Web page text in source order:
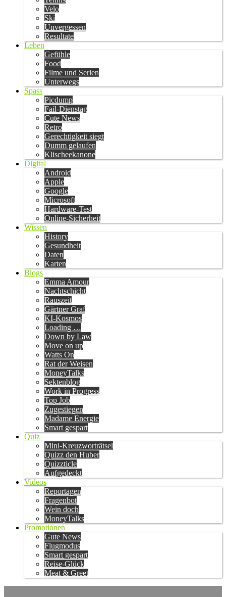
Velo
Ski
Unvergessen
Resultate
Leben
Gefühle
Food
Filme und Serien
Unterwegs
Spass
Picdump
Fail-Dienstag
Cute News
Retro
Gerechtigkeit siegt
Dumm gelaufen
Klischeekanone
Digital
Android
Apple
Google
Microsoft
Hardware-Test
Online-Sicherheit
Wissen
History
Gesundheit
Daten
Karten
Blogs
Emma Amour
Nachtschicht
Rauszeit
Gärtner Graf
KI-Kosmos
Loading …
Down by Law
Move on up
Watts On
Rat der Weisen
MoneyTalks
Sektenblog
Work in Progress
Top Job
Zugestiegen
Madame Energie
Smart gespart
Quiz
Mini-Kreuzworträtsel
Quizz den Huber
Quizzticle
Aufgedeckt
Videos
Reportagen
Fragenbot
Wein doch
MoneyTalks
Promotionen
Gute News
Flugmodus
Smart gespart
Reise-Glück
Meat & Greet